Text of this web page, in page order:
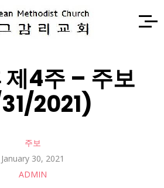
제4주 – 주보
2021)
주보
January 30, 2021
ADMIN